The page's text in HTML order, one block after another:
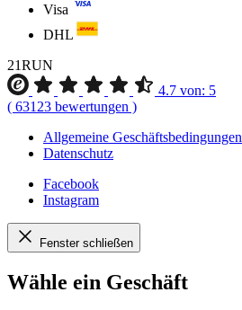
Visa
DHL
21RUN
4.7 von: 5
( 63123 bewertungen )
Allgemeine Geschäftsbedingungen
Datenschutz
Facebook
Instagram
Fenster schließen
Wähle ein Geschäft